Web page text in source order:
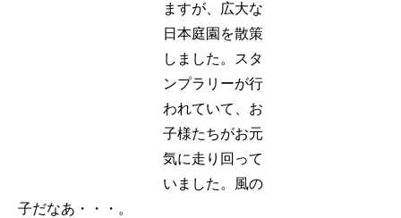
ますが、広大な
日本庭園を散策
しました。スタ
ンプラリーが行
われていて、お
子様たちがお元
気に走り回って
いました。風の
子だなあ・・・。